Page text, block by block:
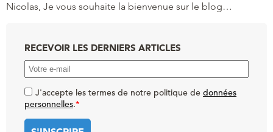
Nicolas, Je vous souhaite la bienvenue sur le blog…
RECEVOIR LES DERNIERS ARTICLES
J'accepte les termes de notre politique de données
personnelles.*